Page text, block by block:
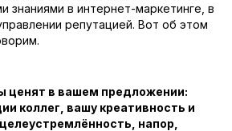
знаниями в интернет-маркетинге, в
репутацией. Вот об этом
ценят в вашем предложении:
коллег, вашу креативность и
напор,